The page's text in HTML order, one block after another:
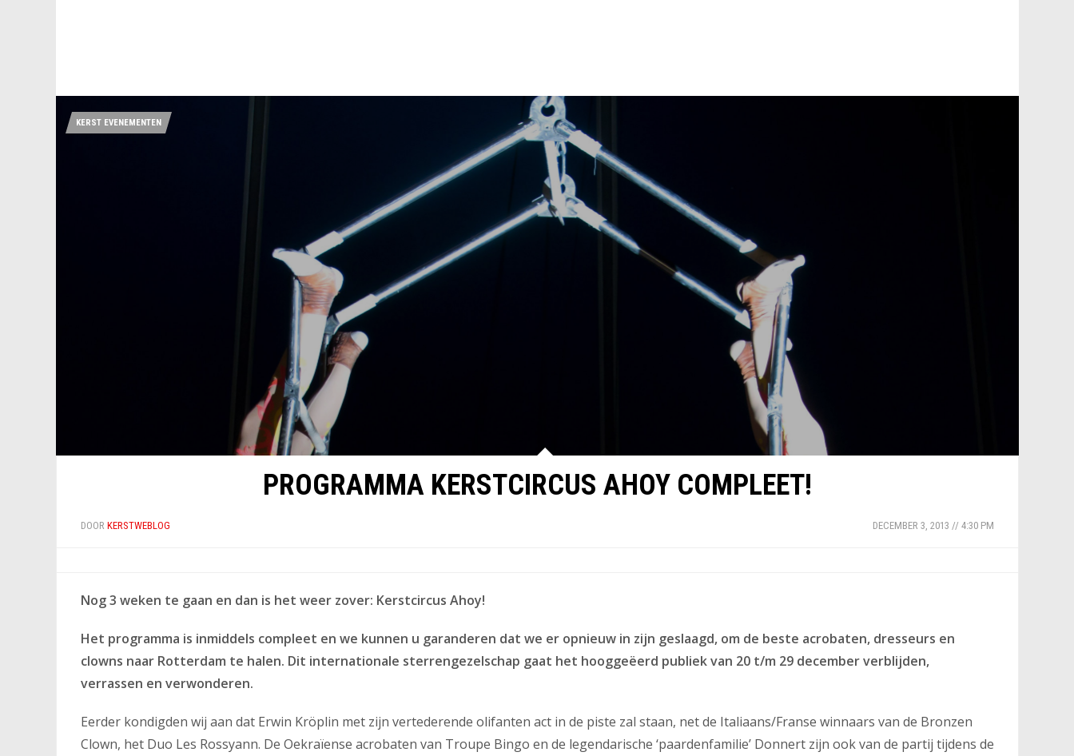
KERST EVENEMENTEN
PROGRAMMA KERSTCIRCUS AHOY COMPLEET!
DOOR KERSTWEBLOG DECEMBER 3, 2013 // 4:30 PM
Nog 3 weken te gaan en dan is het weer zover: Kerstcircus Ahoy!
Het programma is inmiddels compleet en we kunnen u garanderen dat we er opnieuw in zijn geslaagd, om de beste acrobaten, dresseurs en
clowns naar Rotterdam te halen. Dit internationale sterrengezelschap gaat het hooggeëerd publiek van 20 t/m 29 december verblijden,
verrassen en verwonderen.
Eerder kondigden wij aan dat Erwin Kröplin met zijn vertederende olifanten act in de piste zal staan, net de Italiaans/Franse winnaars van de Bronzen
Clown, het Duo Les Rossyann. De Oekraïense acrobaten van Troupe Bingo en de legendarische ‘paardenfamilie’ Donnert zijn ook van de partij tijdens de